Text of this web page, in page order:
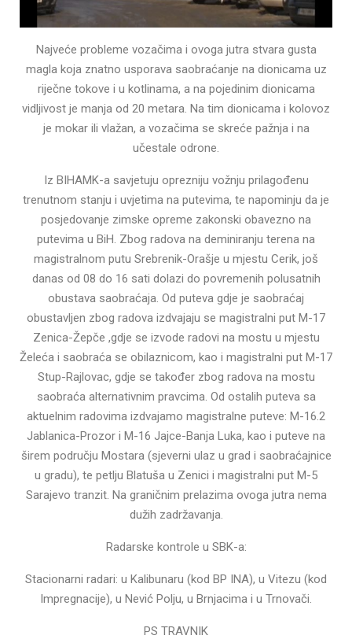
Najveće probleme vozačima i ovoga jutra stvara gusta
magla koja znatno usporava saobraćanje na dionicama uz
riječne tokove i u kotlinama, a na pojedinim dionicama
vidljivost je manja od 20 metara. Na tim dionicama i kolovoz
je mokar ili vlažan, a vozačima se skreće pažnja i na
učestale odrone.
Iz BIHAMK-a savjetuju oprezniju vožnju prilagođenu
trenutnom stanju i uvjetima na putevima, te napominju da je
posjedovanje zimske opreme zakonski obavezno na
putevima u BiH. Zbog radova na deminiranju terena na
magistralnom putu Srebrenik-Orašje u mjestu Cerik, još
danas od 08 do 16 sati dolazi do povremenih polusatnih
obustava saobraćaja. Od puteva gdje je saobraćaj
obustavljen zbog radova izdvajaju se magistralni put M-17
Zenica-Žepče ,gdje se izvode radovi na mostu u mjestu
Želeća i saobraća se obilaznicom, kao i magistralni put M-17
Stup-Rajlovac, gdje se također zbog radova na mostu
saobraća alternativnim pravcima. Od ostalih puteva sa
aktuelnim radovima izdvajamo magistralne puteve: M-16.2
Jablanica-Prozor i M-16 Jajce-Banja Luka, kao i puteve na
širem području Mostara (sjeverni ulaz u grad i saobraćajnice
u gradu), te petlju Blatuša u Zenici i magistralni put M-5
Sarajevo tranzit. Na graničnim prelazima ovoga jutra nema
dužih zadržavanja.
Radarske kontrole u SBK-a:
Stacionarni radari: u Kalibunaru (kod BP INA), u Vitezu (kod
Impregnacije), u Nević Polju, u Brnjacima i u Trnovači.
PS TRAVNIK